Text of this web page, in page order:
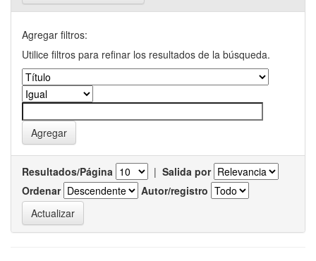
Agregar filtros:
Utilice filtros para refinar los resultados de la búsqueda.
Resultados/Página | Salida por
Ordenar
Autor/registro